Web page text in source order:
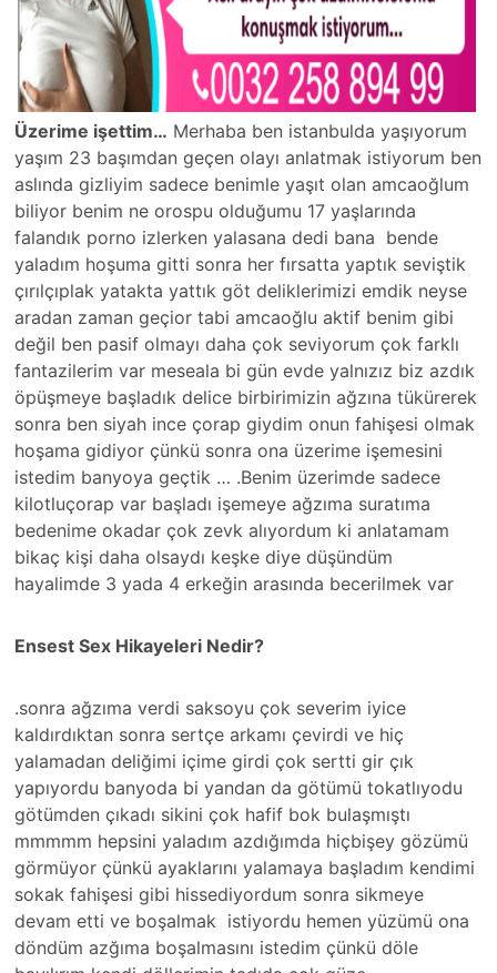
Üzerime işettim… Merhaba ben istanbulda yaşıyorum
yaşım 23 başımdan geçen olayı anlatmak istiyorum ben
aslında gizliyim sadece benimle yaşıt olan amcaoğlum
biliyor benim ne orospu olduğumu 17 yaşlarında
falandık porno izlerken yalasana dedi bana bende
yaladım hoşuma gitti sonra her fırsatta yaptık seviştik
çırılçıplak yatakta yattık göt deliklerimizi emdik neyse
aradan zaman geçior tabi amcaoğlu aktif benim gibi
değil ben pasif olmayı daha çok seviyorum çok farklı
fantazilerim var meseala bi gün evde yalnızız biz azdık
öpüşmeye başladık delice birbirimizin ağzına tükürerek
sonra ben siyah ince çorap giydim onun fahişesi olmak
hoşama gidiyor çünkü sonra ona üzerime işemesini
istedim banyoya geçtik … .Benim üzerimde sadece
kilotluçorap var başladı işemeye ağzıma suratıma
bedenime okadar çok zevk alıyordum ki anlatamam
bikaç kişi daha olsaydı keşke diye düşündüm
hayalimde 3 yada 4 erkeğin arasında becerilmek var
Ensest Sex Hikayeleri Nedir?
.sonra ağzıma verdi saksoyu çok severim iyice
kaldırdıktan sonra sertçe arkamı çevirdi ve hiç
yalamadan deliğimi içime girdi çok sertti gir çık
yapıyordu banyoda bi yandan da götümü tokatlıyodu
götümden çıkadı sikini çok hafif bok bulaşmıştı
mmmmm hepsini yaladım azdığımda hiçbişey gözümü
görmüyor çünkü ayaklarını yalamaya başladım kendimi
sokak fahişesi gibi hissediyordum sonra sikmeye
devam etti ve boşalmak istiyordu hemen yüzümü ona
döndüm azğıma boşalmasını istedim çünkü döle